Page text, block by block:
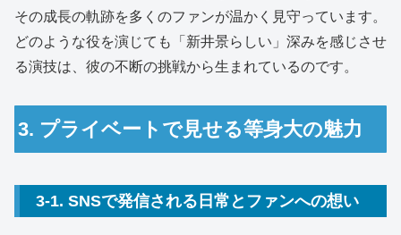
その成長の軌跡を多くのファンが温かく見守っています。
どのような役を演じても「新井景らしい」深みを感じさせ
る演技は、彼の不断の挑戦から生まれているのです。
3. プライベートで見せる等身大の魅力
3-1. SNSで発信される日常とファンへの想い